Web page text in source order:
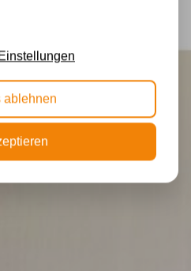
ablehnen